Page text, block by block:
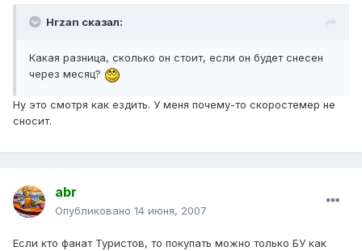
Hrzan сказал:
Какая разница, сколько он стоит, если он будет снесен
через месяц?
Ну это смотря как ездить. У меня почему-то скоростемер не
сносит.
abr
Опубликовано 14 июня, 2007
Если кто фанат Туристов, то покупать можно только БУ как